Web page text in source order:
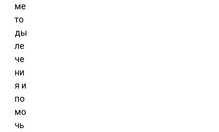
ме
то
ды
ле
че
ни
я и
по
мо
чь